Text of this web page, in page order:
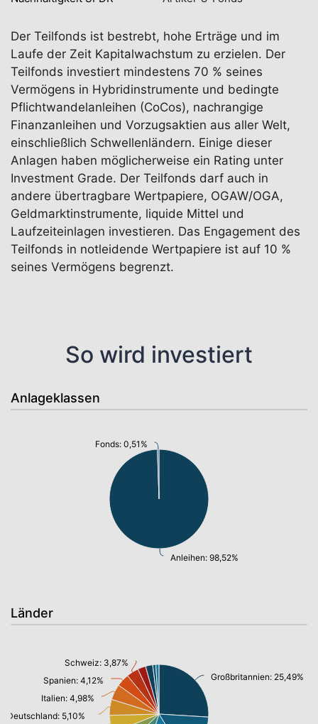
Der Teilfonds ist bestrebt, hohe Erträge und im
Laufe der Zeit Kapitalwachstum zu erzielen. Der
Teilfonds investiert mindestens 70 % seines
Vermögens in Hybridinstrumente und bedingte
Pflichtwandelanleihen (CoCos), nachrangige
Finanzanleihen und Vorzugsaktien aus aller Welt,
einschließlich Schwellenländern. Einige dieser
Anlagen haben möglicherweise ein Rating unter
Investment Grade. Der Teilfonds darf auch in
andere übertragbare Wertpapiere, OGAW/OGA,
Geldmarktinstrumente, liquide Mittel und
Laufzeiteinlagen investieren. Das Engagement des
Teilfonds in notleidende Wertpapiere ist auf 10 %
seines Vermögens begrenzt.
So wird investiert
Anlageklassen
Anleihen: 98,52%
Fonds: 0,51%
Länder
Großbritannien: 25,49%
Deutschland: 5,10%
Italien: 4,98%
Spanien: 4,12%
Schweiz: 3,87%